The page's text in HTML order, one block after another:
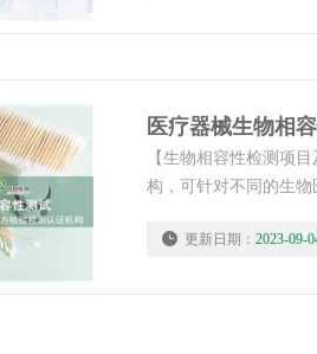
医疗器械生物相
【生物相容性检测项
构，可针对不同的生
更新日期： 2023-09-